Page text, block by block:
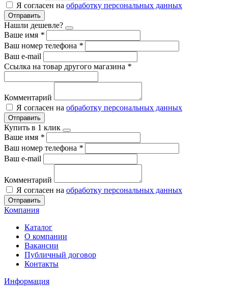
Я согласен на обработку персональных данных
Отправить
Нашли дешевле?
Ваше имя *
Ваш номер телефона *
Ваш e-mail
Ссылка на товар другого магазина *
Комментарий
Я согласен на обработку персональных данных
Отправить
Купить в 1 клик
Ваше имя *
Ваш номер телефона *
Ваш e-mail
Комментарий
Я согласен на обработку персональных данных
Отправить
Компания
Каталог
О компании
Вакансии
Публичный договор
Контакты
Информация